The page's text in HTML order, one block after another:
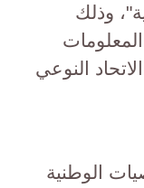
وذلك
النوعي
الوطنية